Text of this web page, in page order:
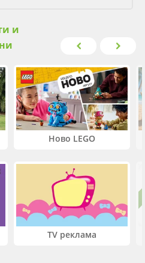
и
Ново LEGO
TV реклама